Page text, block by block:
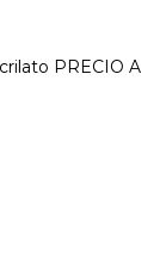
PRECIO A